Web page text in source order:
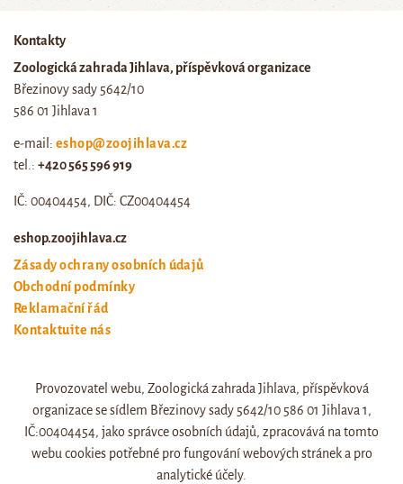
Kontakty
Zoologická zahrada Jihlava, příspěvková organizace
Březinovy sady 5642/10
586 01 Jihlava 1
e-mail: eshop@zoojihlava.cz
tel.: +420 565 596 919
IČ: 00404454, DIČ: CZ00404454
eshop.zoojihlava.cz
Zásady ochrany osobních údajů
Obchodní podmínky
Reklamační řád
Kontaktujte nás
Web zoo jihlava
Otevírací doba a ceník
Provozovatel webu, Zoologická zahrada Jihlava, příspěvková
organizace se sídlem Březinovy sady 5642/10 586 01 Jihlava 1,
IČ:00404454, jako správce osobních údajů, zpracovává na tomto
webu cookies potřebné pro fungování webových stránek a pro
analytické účely.